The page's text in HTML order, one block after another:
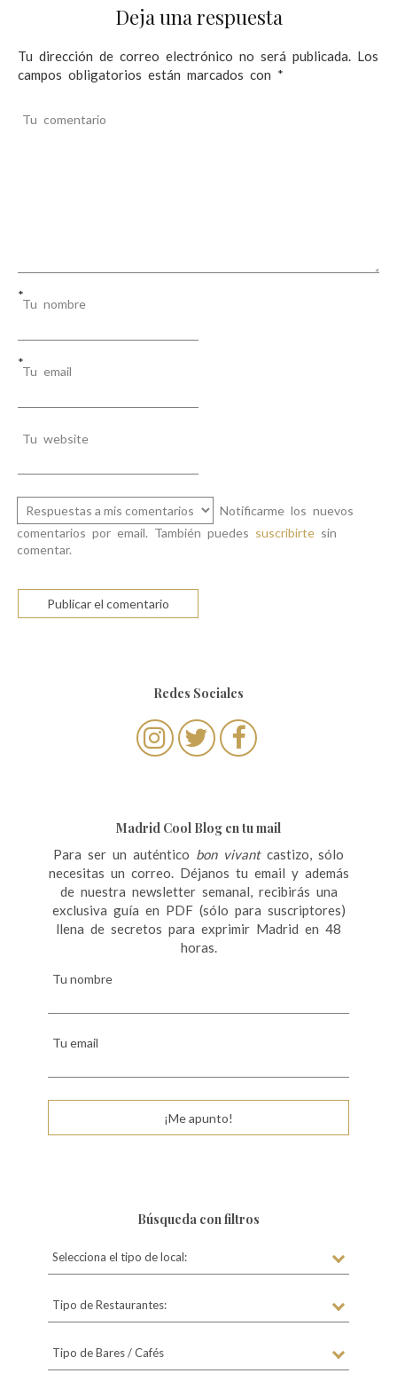
Deja una respuesta
Tu dirección de correo electrónico no será publicada. Los
campos obligatorios están marcados con *
Tu comentario
Tu nombre
*
Tu email
*
Tu website
Notificarme los nuevos
comentarios por email. También puedes suscribirte sin
comentar.
Redes Sociales
Madrid Cool Blog en tu mail
Para ser un auténtico bon vivantcastizo, sólo
necesitas un correo. Déjanos tu email y además
de nuestra newsletter semanal, recibirás una
exclusiva guía en PDF (sólo para suscriptores)
llena de secretos para exprimir Madrid en 48
horas.
Tu nombre
Tu email
¡Me apunto!
Búsqueda con filtros
Selecciona el tipo de local:
Tipo de Restaurantes:
Tipo de Bares / Cafés